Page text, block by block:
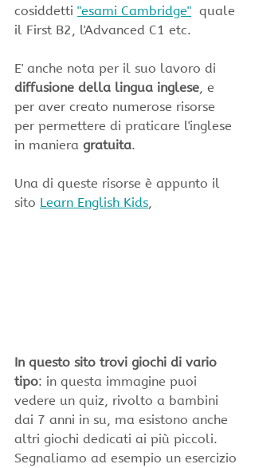
cosiddetti "esami Cambridge"
  quale
il First B2, l'Advanced C1 etc.
E' anche nota per il suo lavoro di
diffusione della lingua inglese , e
per aver creato numerose risorse
per permettere di praticare l'inglese
in maniera gratuita.
Una di queste risorse è appunto il
sito Learn English Kids
In questo sito trovi giochi di vario
tipo: in questa immagine puoi
vedere un quiz, rivolto a bambini
dai 7 anni in su, ma esistono anche
altri giochi dedicati ai più piccoli.
Segnaliamo ad esempio un esercizio